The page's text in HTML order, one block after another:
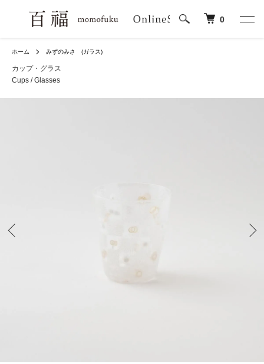
0
ホーム みずのみさ (ガラス)
カップ・グラス
Cups / Glasses